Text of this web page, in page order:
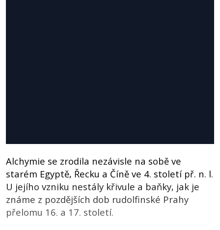
Alchymie se zrodila nezávisle na sobě ve
starém Egyptě, Řecku a Číně ve 4. století př. n. l.
U jejího vzniku nestály křivule a baňky, jak je
známe z pozdějších dob rudolfinské Prahy
přelomu 16. a 17. století.